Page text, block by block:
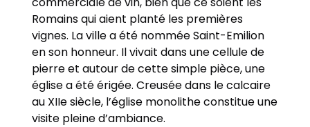
Romains qui aient planté les premières
vignes. La ville a été nommée Saint-Emilion
en son honneur. Il vivait dans une cellule de
pierre et autour de cette simple pièce, une
église a été érigée. Creusée dans le calcaire
au XIIe siècle, l’église monolithe constitue une
visite pleine d’ambiance.